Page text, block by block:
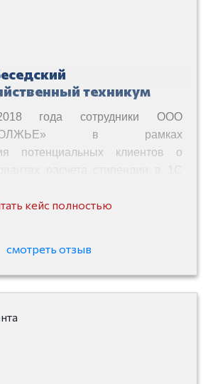
техникум
года сотрудники ООО
в рамках
потенциальных клиентов о
Учет стипендии». Продукт был
«ИНФОРМПОВОЛЖЬЕ» на
Ознакомившись с
бухгалтер Беседского
техникума принял
начисления и выплат
кейс полностью
смотреть отзыв